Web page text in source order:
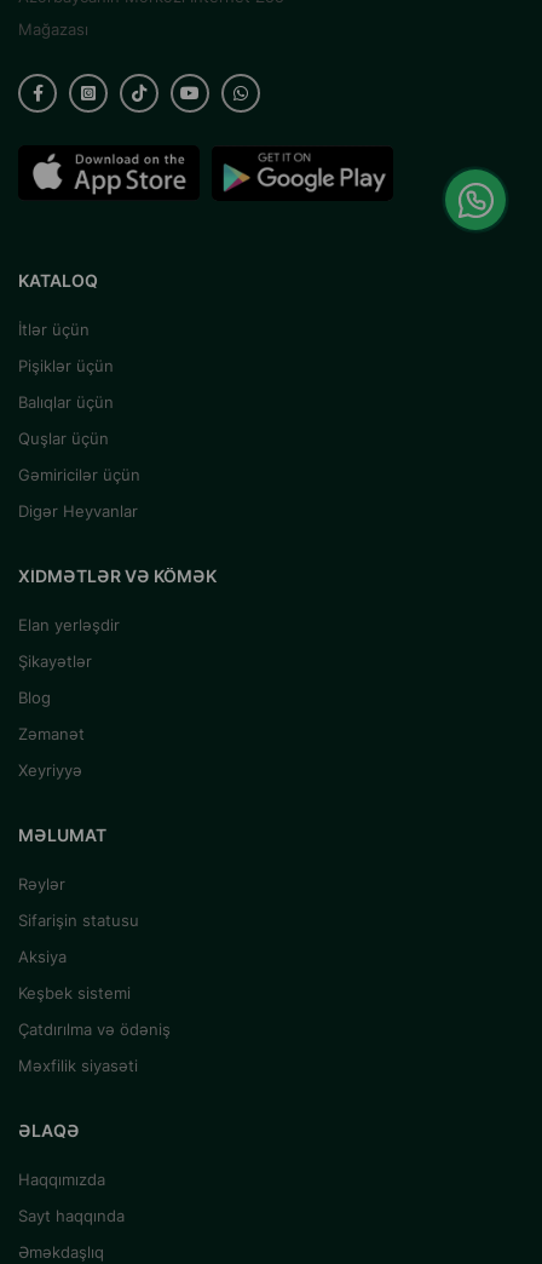
Mağazası
KATALOQ
İtlər üçün
Pişiklər üçün
Balıqlar üçün
Quşlar üçün
Gəmiricilər üçün
Digər Heyvanlar
XIDMƏTLƏR VƏ KÖMƏK
Elan yerləşdir
Şikayətlər
Blog
Zəmanət
Xeyriyyə
MƏLUMAT
Rəylər
Sifarişin statusu
Aksiya
Keşbek sistemi
Çatdırılma və ödəniş
Məxfilik siyasəti
ƏLAQƏ
Haqqımızda
Sayt haqqında
Əməkdaşlıq